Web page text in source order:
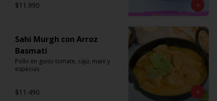
$11.990
Sahi Murgh con Arroz
Basmati
Pollo en guiso tomate, cajú, mani y
especias
$11.490